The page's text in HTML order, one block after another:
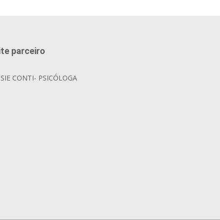
parceiro
CONTI- PSICÓLOGA